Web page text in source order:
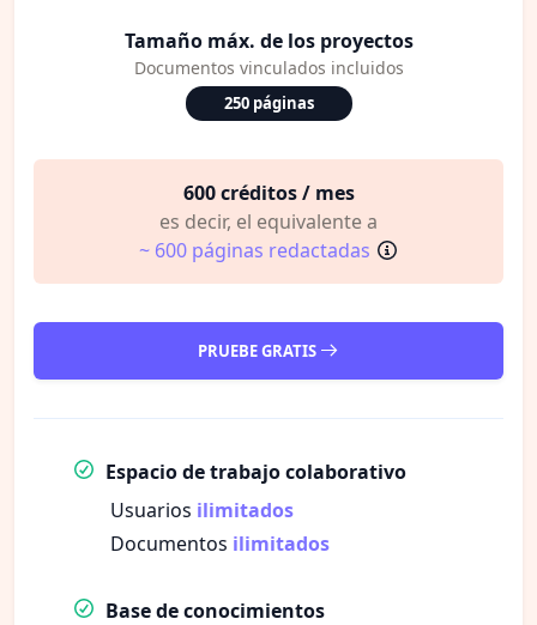
Tamaño máx. de los proyectos
Documentos vinculados incluidos
250 páginas
600 créditos / mes
es decir, el equivalente a
~ 600 páginas redactadas
PRUEBE GRATIS
Espacio de trabajo colaborativo
Usuarios ilimitados
Documentos ilimitados
Base de conocimientos